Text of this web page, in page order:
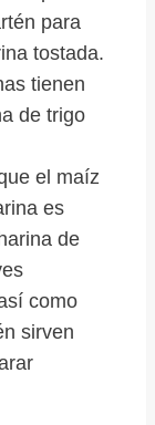
para
tostada.
tienen
de trigo
el maíz
es
de
como
sirven